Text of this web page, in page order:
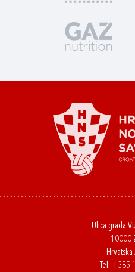
Ulica grada
10000
Hrvatska
Tel: +385